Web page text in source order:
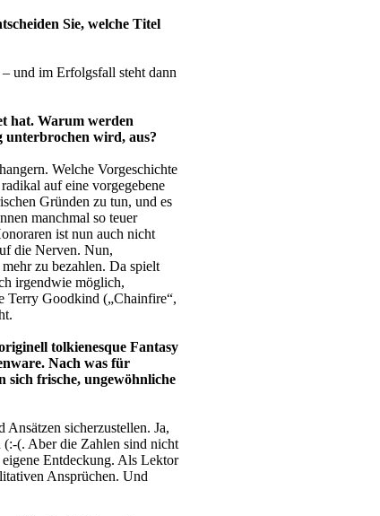
Sie, welche Titel
und im Erfolgsfall steht dann
hat. Warum werden
unterbrochen wird, aus?
Welche Vorgeschichte
auf eine vorgegebene
Gründen zu tun, und es
manchmal so teuer
ist nun auch nicht
die Nerven. Nun,
zu bezahlen. Da spielt
irgendwie möglich,
Terry Goodkind („Chainfire“,
tolkienesque Fantasy
Nach was für
sich frische, ungewöhnliche
sicherzustellen. Ja,
(:-(. Aber die Zahlen sind nicht
Entdeckung. Als Lektor
Ansprüchen. Und